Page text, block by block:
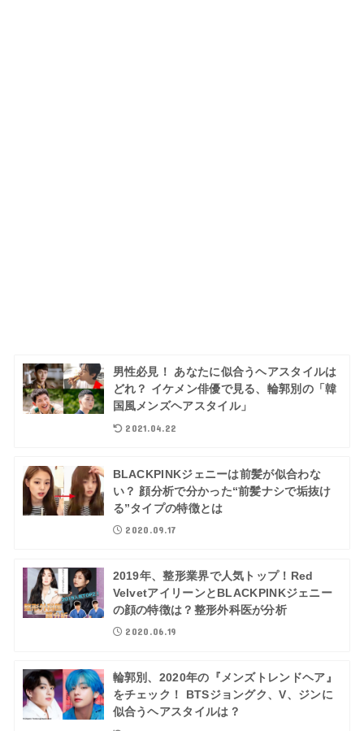
男性必見！ あなたに似合うヘアスタイルは
どれ？ イケメン俳優で見る、輪郭別の「韓
国風メンズヘアスタイル」
2021.04.22
BLACKPINKジェニーは前髪が似合わな
い？ 顔分析で分かった“前髪ナシで垢抜け
る”タイプの特徴とは
2020.09.17
2019年、整形業界で人気トップ！Red
VelvetアイリーンとBLACKPINKジェニー
の顔の特徴は？整形外科医が分析
2020.06.19
輪郭別、2020年の『メンズトレンドヘア』
をチェック！ BTSジョングク、V、ジンに
似合うヘアスタイルは？